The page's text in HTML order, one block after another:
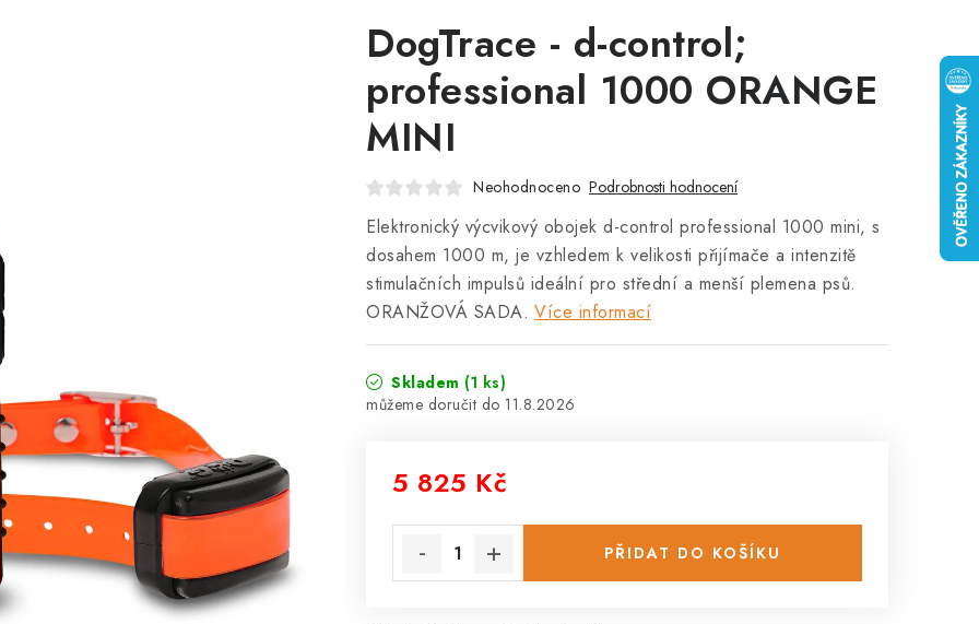
DogTrace - d-control;
professional 1000 ORANGE
MINI
Neohodnoceno Podrobnosti hodnocení
Elektronický výcvikový obojek d-control professional 1000 mini, s
dosahem 1000 m, je vzhledem k velikosti přijímače a intenzitě
stimulačních impulsů ideální pro střední a menší plemena psů.
ORANŽOVÁ SADA. Více informací
Skladem (1 ks)
11.8.2026
5 825 Kč
PŘIDAT DO KOŠÍKU